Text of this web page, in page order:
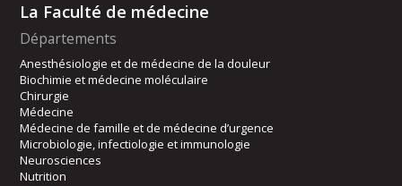
La Faculté de médecine
Départements
Anesthésiologie et de médecine de la douleur
Biochimie et médecine moléculaire
Chirurgie
Médecine
Médecine de famille et de médecine d’urgence
Microbiologie, infectiologie et immunologie
Neurosciences
Nutrition